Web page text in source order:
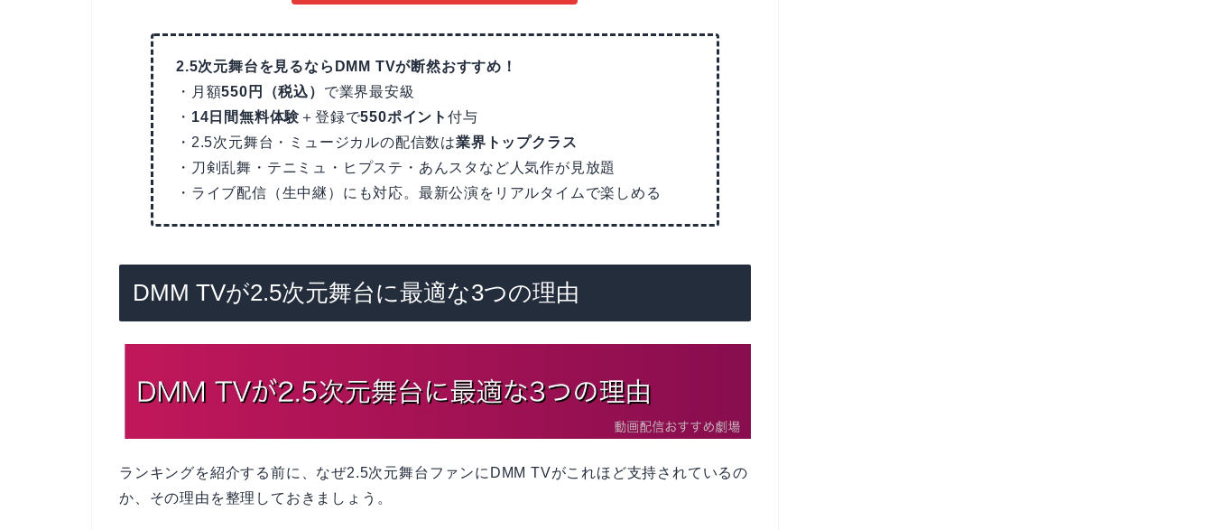
2.5次元舞台を見るならDMM TVが断然おすすめ！
・月額550円（税込） で業界最安級
・ 14日間無料体験 ＋登録で550ポイント付与
・2.5次元舞台・ミュージカルの配信数は業界トップクラス
・刀剣乱舞・テニミュ・ヒプステ・あんスタなど人気作が見放題
・ライブ配信（生中継）にも対応。最新公演をリアルタイムで楽しめる
DMM TVが2.5次元舞台に最適な3つの理由
ランキングを紹介する前に、なぜ2.5次元舞台ファンにDMM TVがこれほど支持されているの
か、その理由を整理しておきましょう。